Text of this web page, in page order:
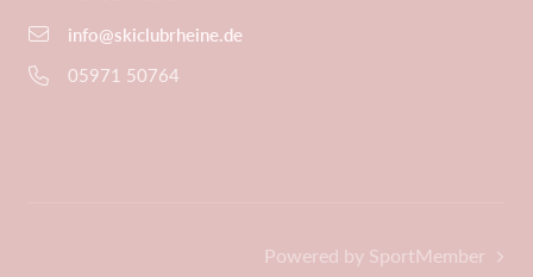
info@skiclubrheine.de
05971 50764
Powered by SportMember